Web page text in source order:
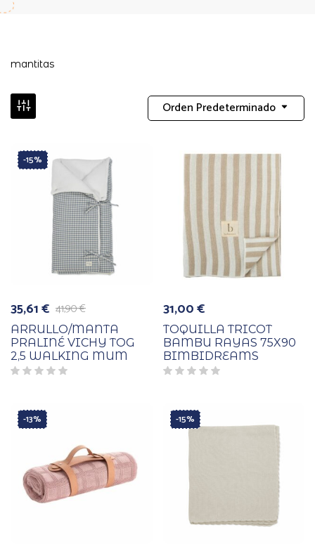
mantitas
Orden Predeterminado
-15%
41,90€
El
precio
original
era:
41,90 €.
35,61€
El
precio
actual
es:
35,61 €.
ARRULLO/MANTA
PRALINÉ VICHY TOG
2,5 WALKING MUM
31,00€
TOQUILLA TRICOT
BAMBU RAYAS 75X90
BIMBIDREAMS
-13% -15%